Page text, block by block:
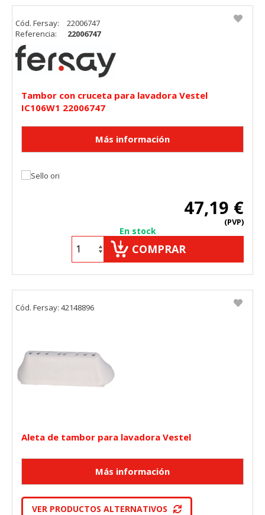
Tambor con cruceta para lavadora Vestel
IC106W1 22006747
47,19 €
(PVP)
En stock
COMPRAR
Cód. Fersay:
22006747
Referencia:
22006747
Aleta de tambor para lavadora Vestel
VER PRODUCTOS ALTERNATIVOS
Cód. Fersay: 42148896